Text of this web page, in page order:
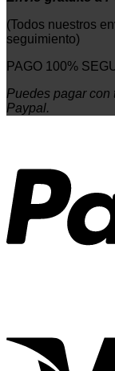
(Todos nuestros
seguimiento)
PAGO 100%
Puedes pagar con
Paypal.